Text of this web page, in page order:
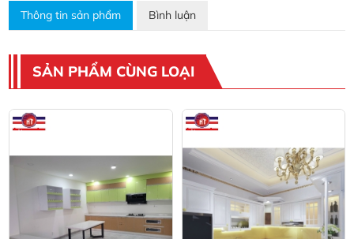
Thông tin sản phẩm Bình luận
SẢN PHẨM CÙNG LOẠI